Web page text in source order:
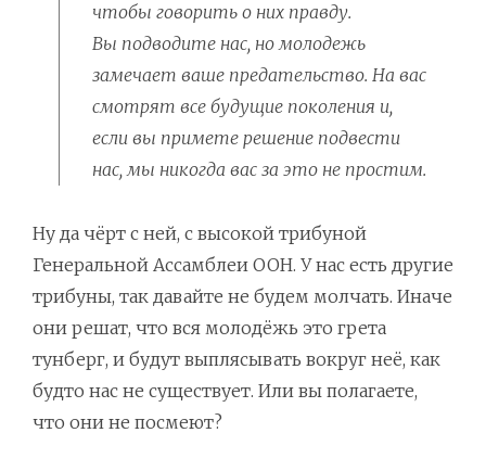
чтобы говорить о них правду.
Вы подводите нас, но молодежь
замечает ваше предательство. На вас
смотрят все будущие поколения и,
если вы примете решение подвести
нас, мы никогда вас за это не простим.
Ну да чёрт с ней, с высокой трибуной
Генеральной Ассамблеи ООН. У нас есть другие
трибуны, так давайте не будем молчать. Иначе
они решат, что вся молодёжь это грета
тунберг, и будут выплясывать вокруг неё, как
будто нас не существует. Или вы полагаете,
что они не посмеют?